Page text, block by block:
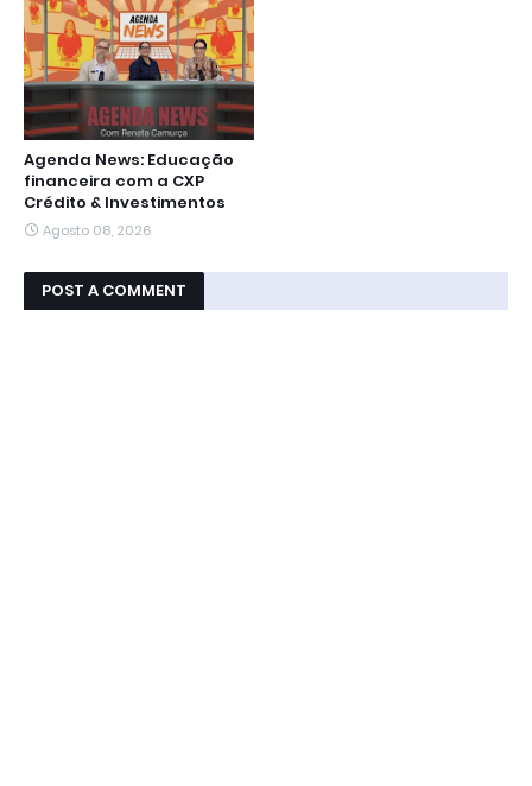
Agenda News: Educação
financeira com a CXP
Crédito & Investimentos
Agosto 08, 2026
POST A COMMENT